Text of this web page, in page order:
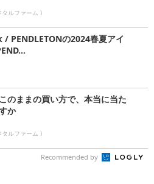
タルファーム )
PENDLETONの2024春夏アイ
のままの買い方で、本当に当た
か
タルファーム )
Recommended by